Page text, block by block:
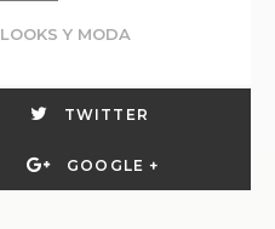
LOOKS Y MODA
TWITTER
GOOGLE +